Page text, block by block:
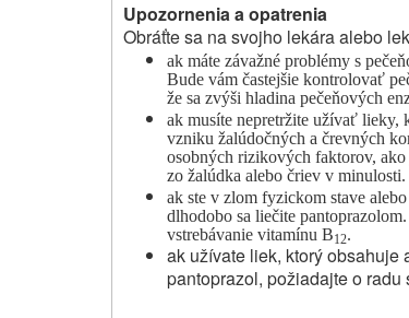
Upozornenia a opatrenia
Obráťte sa na svojho lekára alebo
ak máte závažné problémy s
Bude vám častejšie kontrolovať
že sa zvýši hladina pečeňových
ak musíte nepretržite užívať lieky,
vzniku žalúdočných a črevných
osobných rizikových faktorov,
zo žalúdka alebo čriev v minulosti.
ak ste v zlom fyzickom stave
dlhodobo sa liečite
vstrebávanie vitamínu B12.
ak užívate liek, ktorý obsahuje
pantoprazol, požiadajte o radu